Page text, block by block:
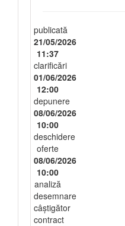
publicată
21/05/2026
11:37
clarificări
01/06/2026
12:00
depunere
08/06/2026
10:00
deschidere
oferte
08/06/2026
10:00
analiză
desemnare
câștigător
contract